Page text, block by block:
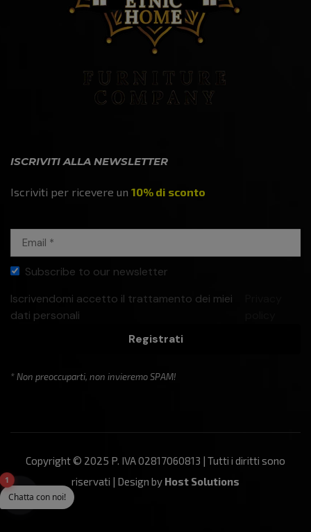
Chatta con noi!
1
ISCRIVITI ALLA NEWSLETTER
Iscriviti per ricevere un 10% di sconto
Subscribe to our newsletter
Iscrivendomi accetto il trattamento dei miei
dati personali
Registrati
* Non preoccuparti, non invieremo SPAM!
Copyright © 2025 P. IVA 02817060813 | Tutti i diritti sono
riservati | Design by Host Solutions